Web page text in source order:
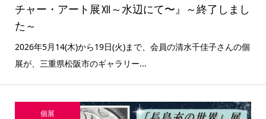
チャー・アート展Ⅻ～水辺にて〜』～終了しまし
た～
2026年5月14(木)から19日(火)まで、会員の清水千佳子さんの個
展が、三重県松阪市のギャラリー...
個展